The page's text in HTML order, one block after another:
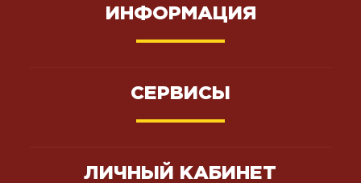
ИНФОРМАЦИЯ
СЕРВИСЫ
ЛИЧНЫЙ КАБИНЕТ